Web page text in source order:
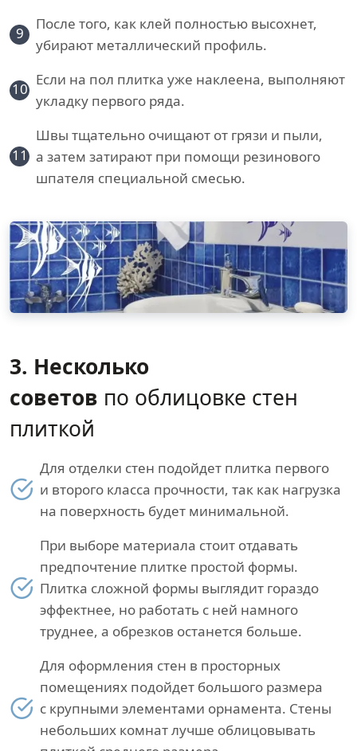
9
После того, как клей полностью высохнет,
убирают металлический профиль.
10 Если на пол плитка уже наклеена, выполняют
укладку первого ряда.
11
Швы тщательно очищают от грязи и пыли,
а затем затирают при помощи резинового
шпателя специальной смесью.
3. Несколько
советов по облицовке стен
плиткой
Для отделки стен подойдет плитка первого
и второго класса прочности, так как нагрузка
на поверхность будет минимальной.
При выборе материала стоит отдавать
предпочтение плитке простой формы.
Плитка сложной формы выглядит гораздо
эффектнее, но работать с ней намного
труднее, а обрезков останется больше.
Для оформления стен в просторных
помещениях подойдет большого размера
с крупными элементами орнамента. Стены
небольших комнат лучше облицовывать